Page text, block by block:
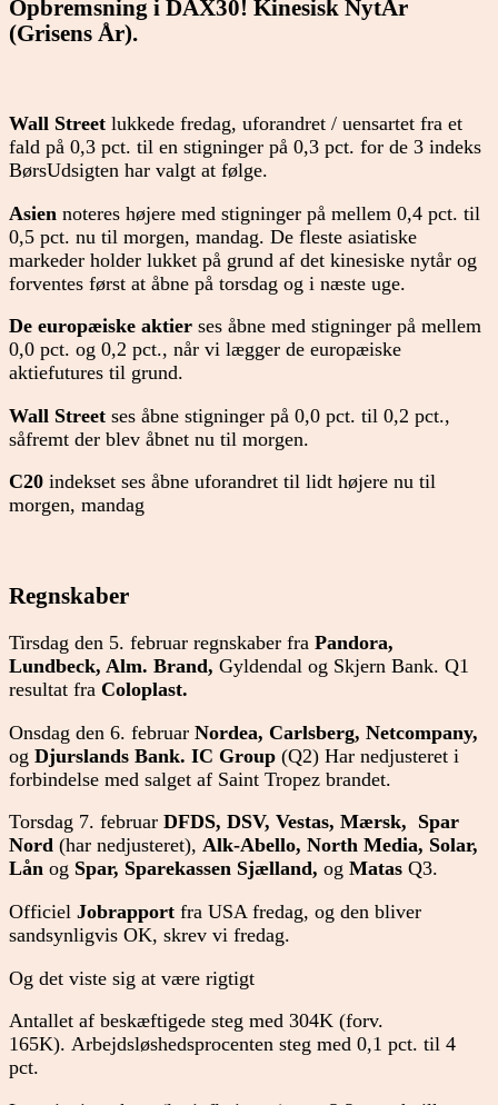
Opbremsning i DAX30! Kinesisk NytÅr
(Grisens År).
Wall Street lukkede fredag, uforandret / uensartet fra et
fald på 0,3 pct. til en stigninger på 0,3 pct. for de 3 indeks
BørsUdsigten har valgt at følge.
Asien noteres højere med stigninger på mellem 0,4 pct. til
0,5 pct. nu til morgen, mandag. De fleste asiatiske
markeder holder lukket på grund af det kinesiske nytår og
forventes først at åbne på torsdag og i næste uge.
De europæiske aktier ses åbne med stigninger på mellem
0,0 pct. og 0,2 pct., når vi lægger de europæiske
aktiefutures til grund.
Wall Street ses åbne stigninger på 0,0 pct. til 0,2 pct.,
såfremt der blev åbnet nu til morgen.
C20 indekset ses åbne uforandret til lidt højere nu til
morgen, mandag
Regnskaber
Tirsdag den 5. februar regnskaber fra Pandora,
Lundbeck, Alm. Brand, Gyldendal og Skjern Bank. Q1
resultat fra Coloplast.
Onsdag den 6. februar Nordea, Carlsberg, Netcompany,
og Djurslands Bank. IC Group (Q2) Har nedjusteret i
forbindelse med salget af Saint Tropez brandet.
Torsdag 7. februar DFDS, DSV, Vestas, Mærsk, Spar
Nord (har nedjusteret), Alk-Abello, North Media, Solar,
Lån og Spar, Sparekassen Sjælland, og Matas Q3.
Officiel Jobrapport fra USA fredag, og den bliver
sandsynligvis OK, skrev vi fredag.
Og det viste sig at være rigtigt
Antallet af beskæftigede steg med 304K (forv.
165K). Arbejdsløshedsprocenten steg med 0,1 pct. til 4
pct.